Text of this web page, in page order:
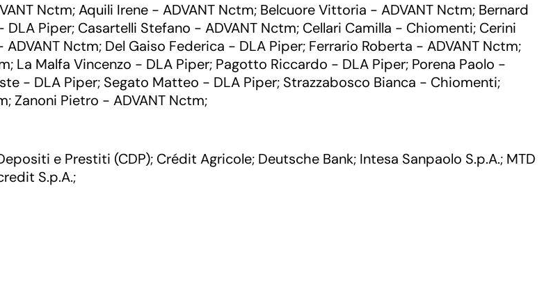
Nctm; Aquili Irene - ADVANT Nctm; Belcuore Vittoria - ADVANT Nctm; Bernard
DLA Piper; Casartelli Stefano - ADVANT Nctm; Cellari Camilla - Chiomenti; Cerini
Nctm; Del Gaiso Federica - DLA Piper; Ferrario Roberta - ADVANT Nctm;
; La Malfa Vincenzo - DLA Piper; Pagotto Riccardo - DLA Piper; Porena Paolo -
- DLA Piper; Segato Matteo - DLA Piper; Strazzabosco Bianca - Chiomenti;
; Zanoni Pietro - ADVANT Nctm;
e Prestiti (CDP); Crédit Agricole; Deutsche Bank; Intesa Sanpaolo S.p.A.; MTD
S.p.A.;